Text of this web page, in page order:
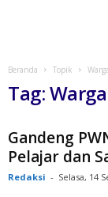
Beranda Topik
Tag:
Gandeng
Pelajar dan
Redaksi - Selasa, 14